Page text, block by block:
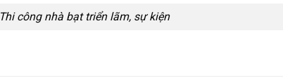
Thi công nhà bạt triển lãm, sự kiện